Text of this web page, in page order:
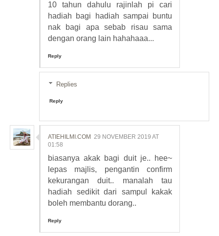
10 tahun dahulu rajinlah pi cari
hadiah bagi hadiah sampai buntu
nak bagi apa sebab risau sama
dengan orang lain hahahaaa...
Reply
Replies
Reply
ATIEHILMI.COM 29 NOVEMBER 2019 AT
01:58
biasanya akak bagi duit je.. hee~
lepas majlis, pengantin confirm
kekurangan duit.. manalah tau
hadiah sedikit dari sampul kakak
boleh membantu dorang..
Reply